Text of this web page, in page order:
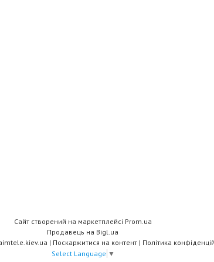
Сайт створений на маркетплейсі Prom.ua
Продавець на Bigl.ua
AimTeleCom _ www.aimtele.kiev.ua | Поскаржитися на контент | Політика
Select Language ▼